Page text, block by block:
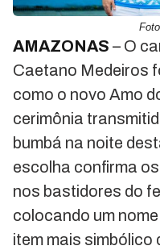
AMAZONAS – O
Caetano Medeiros
como o novo Amo
cerimônia
bumbá na noite
escolha confirma
nos bastidores do
colocando um
item mais simbólico